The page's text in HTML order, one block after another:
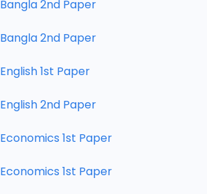
Bangla 2nd Paper
Bangla 2nd Paper
English 1st Paper
English 2nd Paper
Economics 1st Paper
Economics 1st Paper